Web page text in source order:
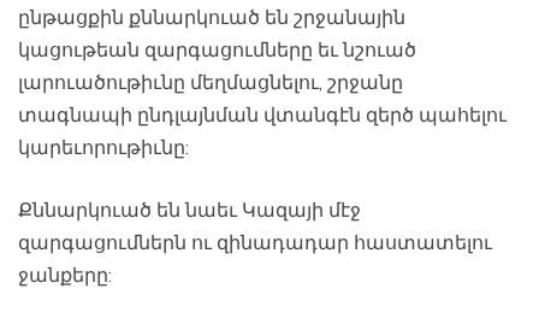
ընթացքին քննարկուած են շրջանային
կացութեան զարգացումները եւ նշուած
լարուածութիւնը մեղմացնելու, շրջանը
տագնապի ընդլայնման վտանգէն զերծ պահելու
կարեւորութիւնը:
Քննարկուած են նաեւ Կազայի մէջ
զարգացումներն ու զինադադար հաստատելու
ջանքերը: